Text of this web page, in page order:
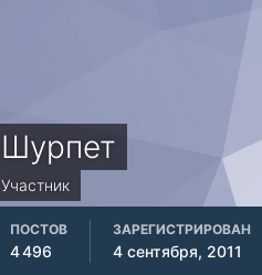
Шурпет
Участник
ПОСТОВ
4 496
ЗАРЕГИСТРИРОВАН
4 сентября, 2011